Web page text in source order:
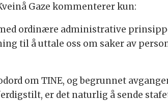
Gaze kommenterer kun:
ordinære administrative
til å uttale oss om saker av
om TINE, og begrunnet
er det naturlig å sende